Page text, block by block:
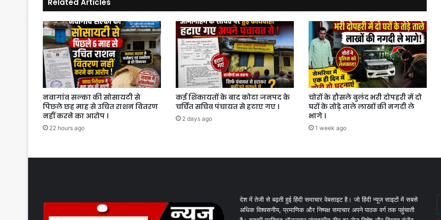
मिली
भयंकर
सजा
।
Related Articles
नवागांव सल्का की सोसायटी से
पिछले छह माह से उचित राशन वितरण
नहीं करने का आरोप ।
22 hours ago
कई शिकायतों के बाद कोटा जनपद के
चर्चित सचिव पंचायत से हटाए गए ।
2 days ago
चोरों के हौसले बुलंद भरी दोपहरी में दो
घरों के तोड़े ताले लाखों की नगदी ले
भागे ।
1 week ago
देश में तेजी से बढ़ती हुई हिंदी समाचार वेबसाइट है। जो हिंदी न्यूज साइटों में सबसे
अधिक विश्वसनीय, प्रमाणिक और निष्पक्ष समाचार अपने पाठक वर्ग तक पहुंचाती